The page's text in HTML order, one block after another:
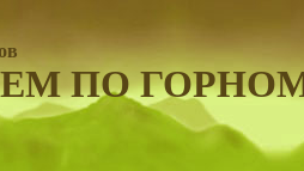
ПО